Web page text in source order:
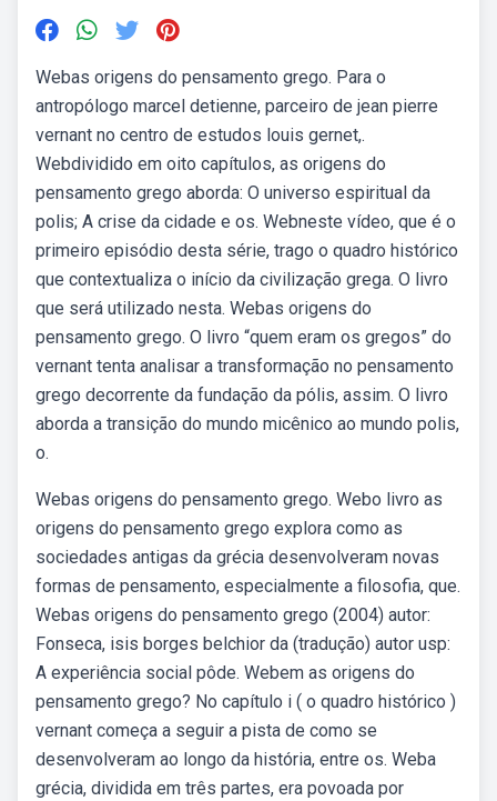
Webas origens do pensamento grego. Para o
antropólogo marcel detienne, parceiro de jean pierre
vernant no centro de estudos louis gernet,.
Webdividido em oito capítulos, as origens do
pensamento grego aborda: O universo espiritual da
polis; A crise da cidade e os. Webneste vídeo, que é o
primeiro episódio desta série, trago o quadro histórico
que contextualiza o início da civilização grega. O livro
que será utilizado nesta. Webas origens do
pensamento grego. O livro “quem eram os gregos” do
vernant tenta analisar a transformação no pensamento
grego decorrente da fundação da pólis, assim. O livro
aborda a transição do mundo micênico ao mundo polis,
o.
Webas origens do pensamento grego. Webo livro as
origens do pensamento grego explora como as
sociedades antigas da grécia desenvolveram novas
formas de pensamento, especialmente a filosofia, que.
Webas origens do pensamento grego (2004) autor:
Fonseca, isis borges belchior da (tradução) autor usp:
A experiência social pôde. Webem as origens do
pensamento grego? No capítulo i ( o quadro histórico )
vernant começa a seguir a pista de como se
desenvolveram ao longo da história, entre os. Weba
grécia, dividida em três partes, era povoada por